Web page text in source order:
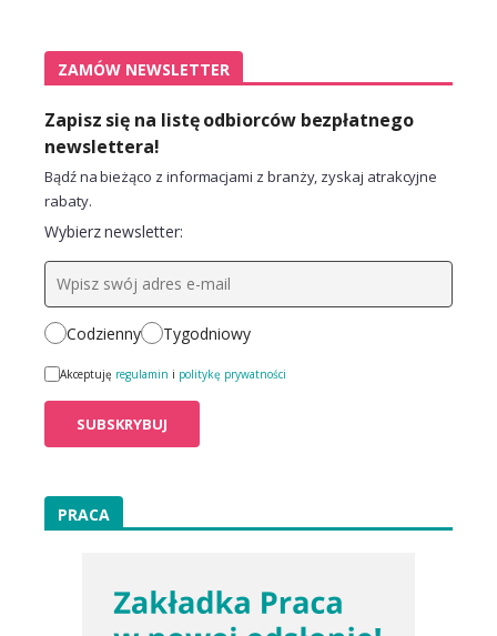
ZAMÓW NEWSLETTER
Zapisz się na listę odbiorców bezpłatnego
newslettera!
Bądź na bieżąco z informacjami z branży, zyskaj atrakcyjne
rabaty.
Wybierz newsletter:
Codzienny Tygodniowy
Akceptuję regulamin i politykę prywatności
PRACA